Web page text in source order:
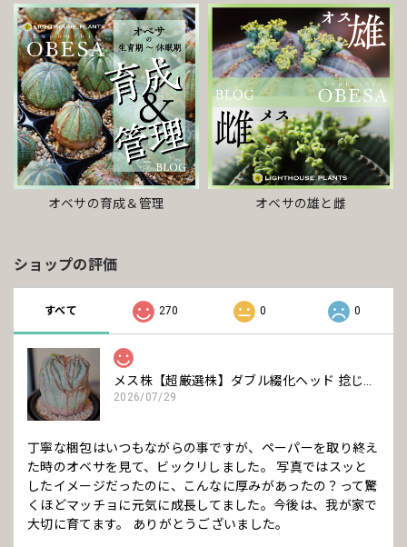
オベサの育成＆管理 オベサの雄と雌
ショップの評価
すべて 270 0 0
2026/07/29
丁寧な梱包はいつもながらの事ですが、ペーパーを取り終え
た時のオベサを見て、ビックリしました。 写真ではスッと
したイメージだったのに、こんなに厚みがあったの？って驚
くほどマッチョに元気に成長してました。今後は、我が家で
大切に育てます。 ありがとうございました。